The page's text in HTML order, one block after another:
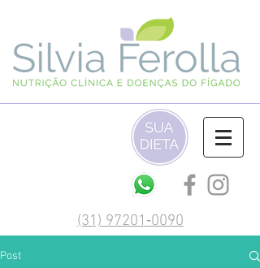
(‪31) 97201‑0090‬
Post